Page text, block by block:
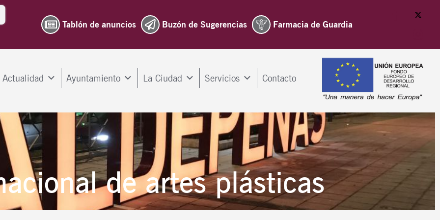
Tablón de anuncios Buzón de Sugerencias Farmacia de Guardia
Actualidad Ayuntamiento La Ciudad Servicios Contacto
de artes plásticas